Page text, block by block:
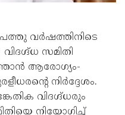
വർഷത്തിനിടെ
സമിതി
ആരോഗ്യം-
നിർദ്ദേശം.
വിദഗ്ദ്ധരും
നിയോഗിച്ച്